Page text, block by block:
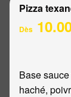
Pizza
Dès
Base
haché,